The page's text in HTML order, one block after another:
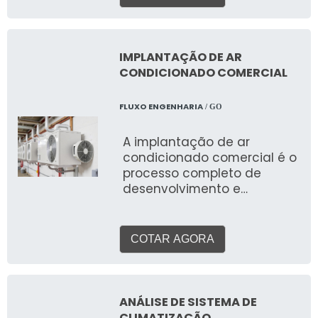
aquecimento, ventilação e
conforto térmico, a
qualidade do ar interior e a
ambiente, considerando
suas características, uso e
IMPLANTAÇÃO DE AR
CONDICIONADO COMERCIAL
FLUXO ENGENHARIA/ GO
A implantação de ar
condicionado comercial é o
processo completo de
desenvolvimento e
ambientes empresariais.
Abrange desde a análise da
(VRF, Splitão, Chiller),
instalação da infraestrutura
COTAR AGORA
ANÁLISE DE SISTEMA DE